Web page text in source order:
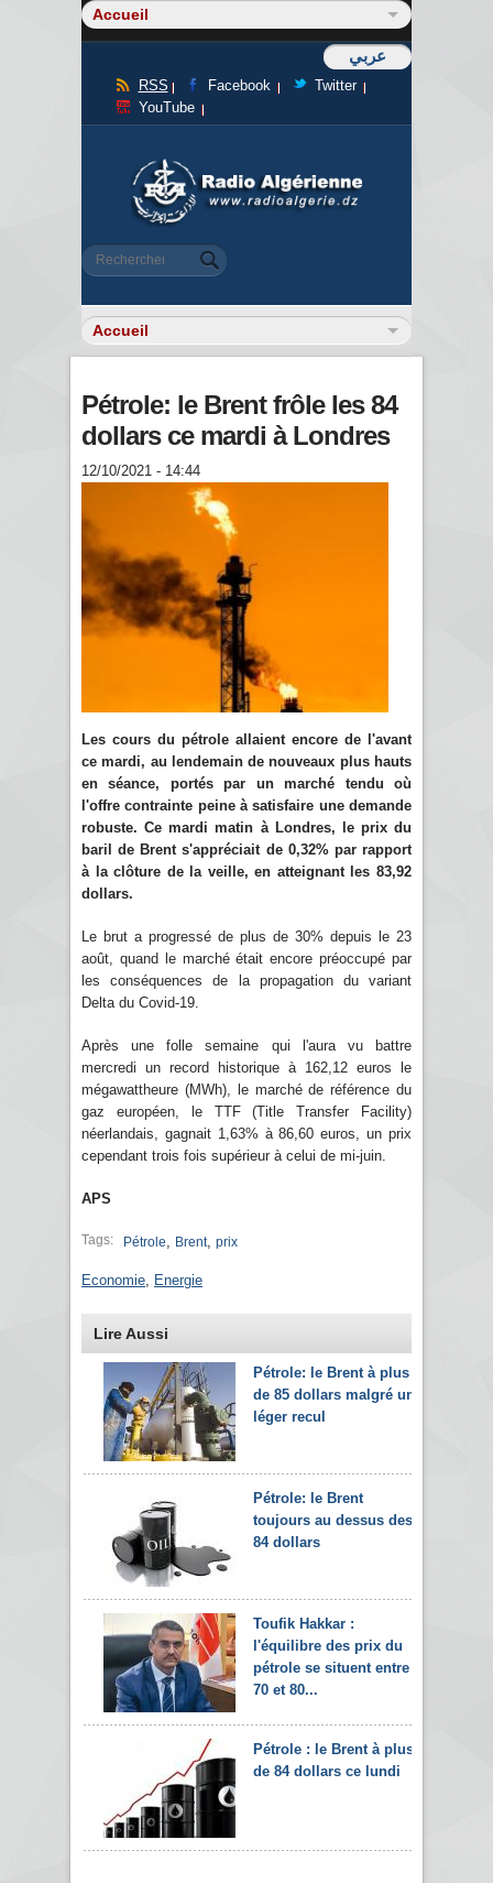
عربي
RSS Facebook
Twitter
YouTube
Formulaire de recherche
Rechercher
Pétrole: le Brent frôle les 84
dollars ce mardi à Londres
12/10/2021 - 14:44
Les cours du pétrole allaient encore de l'avant
ce mardi, au lendemain de nouveaux plus hauts
en séance, portés par un marché tendu où
l'offre contrainte peine à satisfaire une demande
robuste. Ce mardi matin à Londres, le prix du
baril de Brent s'appréciait de 0,32% par rapport
à la clôture de la veille, en atteignant les 83,92
dollars.
Le brut a progressé de plus de 30% depuis le 23
août, quand le marché était encore préoccupé par
les conséquences de la propagation du variant
Delta du Covid-19.
Après une folle semaine qui l'aura vu battre
mercredi un record historique à 162,12 euros le
mégawattheure (MWh), le marché de référence du
gaz européen, le TTF (Title Transfer Facility)
néerlandais, gagnait 1,63% à 86,60 euros, un prix
cependant trois fois supérieur à celui de mi-juin.
APS
Tags: Pétrole Brent, prix
Economie Energie
Lire Aussi
Pétrole: le Brent à plus
de 85 dollars malgré un
léger recul
Pétrole: le Brent
toujours au dessus des
84 dollars
Toufik Hakkar :
l'équilibre des prix du
pétrole se situent entre
70 et 80...
Pétrole : le Brent à plus
de 84 dollars ce lundi